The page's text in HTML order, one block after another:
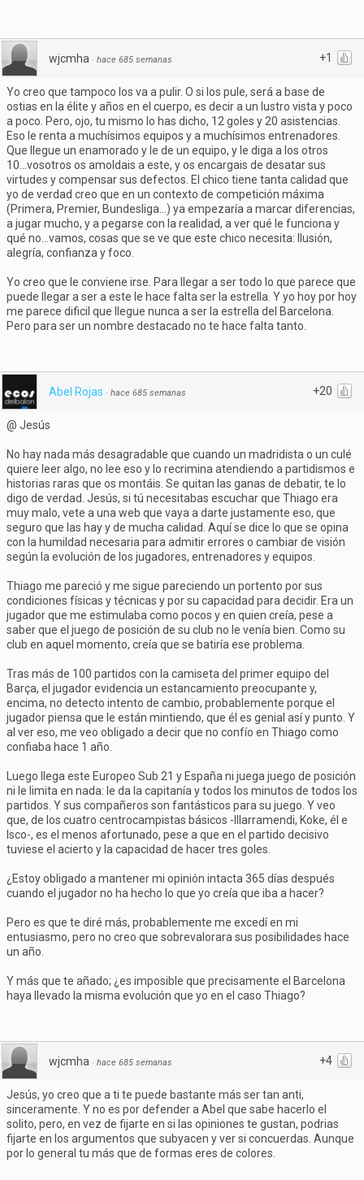
+1
wjcmha · hace 685 semanas
Yo creo que tampoco los va a pulir. O si los pule, será a base de
ostias en la élite y años en el cuerpo, es decir a un lustro vista y poco
a poco. Pero, ojo, tu mismo lo has dicho, 12 goles y 20 asistencias.
Eso le renta a muchísimos equipos y a muchísimos entrenadores.
Que llegue un enamorado y le de un equipo, y le diga a los otros
10...vosotros os amoldais a este, y os encargais de desatar sus
virtudes y compensar sus defectos. El chico tiene tanta calidad que
yo de verdad creo que en un contexto de competición máxima
(Primera, Premier, Bundesliga...) ya empezaría a marcar diferencias,
a jugar mucho, y a pegarse con la realidad, a ver qué le funciona y
qué no...vamos, cosas que se ve que este chico necesita: Ilusión,
alegría, confianza y foco.
Yo creo que le conviene irse. Para llegar a ser todo lo que parece que
puede llegar a ser a este le hace falta ser la estrella. Y yo hoy por hoy
me parece dificil que llegue nunca a ser la estrella del Barcelona.
Pero para ser un nombre destacado no te hace falta tanto.
+20
Abel Rojas · hace 685 semanas
@ Jesús
No hay nada más desagradable que cuando un madridista o un culé
quiere leer algo, no lee eso y lo recrimina atendiendo a partidismos e
historias raras que os montáis. Se quitan las ganas de debatir, te lo
digo de verdad. Jesús, si tú necesitabas escuchar que Thiago era
muy malo, vete a una web que vaya a darte justamente eso, que
seguro que las hay y de mucha calidad. Aquí se dice lo que se opina
con la humildad necesaria para admitir errores o cambiar de visión
según la evolución de los jugadores, entrenadores y equipos.
Thiago me pareció y me sigue pareciendo un portento por sus
condiciones físicas y técnicas y por su capacidad para decidir. Era un
jugador que me estimulaba como pocos y en quien creía, pese a
saber que el juego de posición de su club no le venía bien. Como su
club en aquel momento, creía que se batiría ese problema.
Tras más de 100 partidos con la camiseta del primer equipo del
Barça, el jugador evidencia un estancamiento preocupante y,
encima, no detecto intento de cambio, probablemente porque el
jugador piensa que le están mintiendo, que él es genial así y punto. Y
al ver eso, me veo obligado a decir que no confío en Thiago como
confiaba hace 1 año.
Luego llega este Europeo Sub 21 y España ni juega juego de posición
ni le limita en nada: le da la capitanía y todos los minutos de todos los
partidos. Y sus compañeros son fantásticos para su juego. Y veo
que, de los cuatro centrocampistas básicos -Illarramendi, Koke, él e
Isco-, es el menos afortunado, pese a que en el partido decisivo
tuviese el acierto y la capacidad de hacer tres goles.
¿Estoy obligado a mantener mi opinión intacta 365 días después
cuando el jugador no ha hecho lo que yo creía que iba a hacer?
Pero es que te diré más, probablemente me excedí en mi
entusiasmo, pero no creo que sobrevalorara sus posibilidades hace
un año.
Y más que te añado; ¿es imposible que precisamente el Barcelona
haya llevado la misma evolución que yo en el caso Thiago?
+4
wjcmha · hace 685 semanas
Jesús, yo creo que a ti te puede bastante más ser tan anti,
sinceramente. Y no es por defender a Abel que sabe hacerlo el
solito, pero, en vez de fijarte en si las opiniones te gustan, podrias
fijarte en los argumentos que subyacen y ver si concuerdas. Aunque
por lo general tu más que de formas eres de colores.